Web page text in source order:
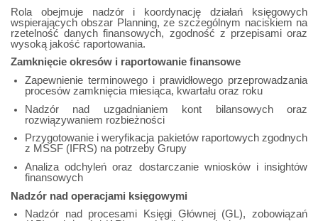
Rola obejmuje nadzór i koordynację działań księgowych
wspierających obszar Planning, ze szczególnym naciskiem na
rzetelność danych finansowych, zgodność z przepisami oraz
wysoką jakość raportowania.
Zamknięcie okresów i raportowanie finansowe
Zapewnienie terminowego i prawidłowego przeprowadzania
procesów zamknięcia miesiąca, kwartału oraz roku
Nadzór nad uzgadnianiem kont bilansowych oraz
rozwiązywaniem rozbieżności
Przygotowanie i weryfikacja pakietów raportowych zgodnych
z MSSF (IFRS) na potrzeby Grupy
Analiza odchyleń oraz dostarczanie wniosków i insightów
finansowych
Nadzór nad operacjami księgowymi
Nadzór nad procesami Księgi Głównej (GL), zobowiązań